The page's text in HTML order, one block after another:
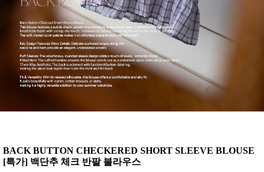
BACK BUTTON CHECKERED SHORT SLEEVE BLOUSE
[특가] 백단추 체크 반팔 블라우스